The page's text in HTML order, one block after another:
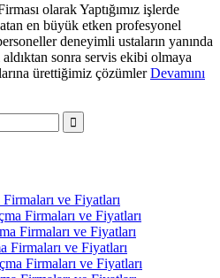
olarak Yaptığımız işlerde
en büyük etken profesyonel
deneyimli ustaların yanında
sonra servis ekibi olmaya
ürettiğimiz çözümlerDevamını
ve Fiyatları
Firmaları ve Fiyatları
Firmaları ve Fiyatları
Firmaları ve Fiyatları
Firmaları ve Fiyatları